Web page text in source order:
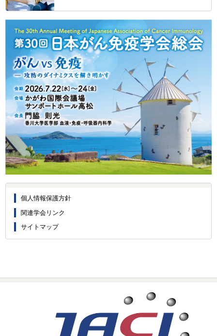
個人情報保護方針
関連学会リンク
サイトマップ